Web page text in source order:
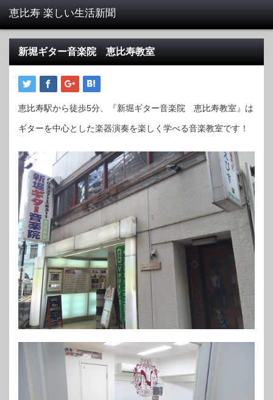
新堀ギター音楽院 恵比寿教室
恵比寿駅から徒歩5分、『新堀ギター音楽院 恵比寿教室』は
ギターを中心とした楽器演奏を楽しく学べる音楽教室です！